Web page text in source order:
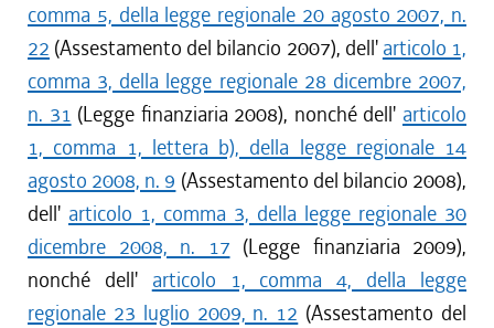
comma 5, della legge regionale 20 agosto 2007, n.
22 (Assestamento del bilancio 2007), dell' articolo 1,
comma 3, della legge regionale 28 dicembre 2007,
n. 31 (Legge finanziaria 2008), nonché dell' articolo
1, comma 1, lettera b), della legge regionale 14
agosto 2008, n. 9 (Assestamento del bilancio 2008),
dell' articolo 1, comma 3, della legge regionale 30
dicembre 2008, n. 17 (Legge finanziaria 2009),
nonché dell' articolo 1, comma 4, della legge
regionale 23 luglio 2009, n. 12 (Assestamento del